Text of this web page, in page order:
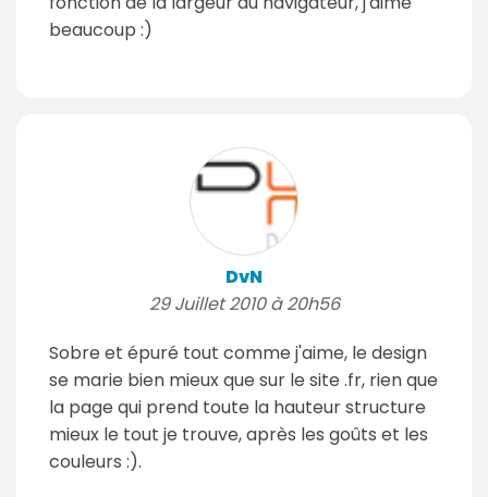
beaucoup :)
DvN
29 Juillet 2010 à 20h56
Sobre et épuré tout comme j'aime, le design
se marie bien mieux que sur le site .fr, rien que
la page qui prend toute la hauteur structure
mieux le tout je trouve, après les goûts et les
couleurs :).